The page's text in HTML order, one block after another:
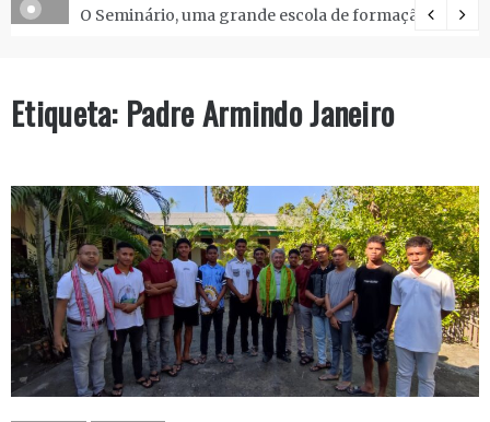
O Seminário, uma grande escola de formação.
Etiqueta: Padre Armindo Janeiro